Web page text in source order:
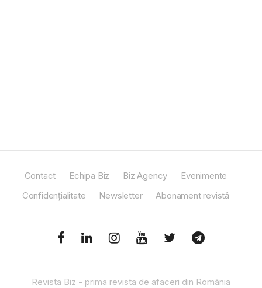
Contact Echipa Biz Biz Agency
Evenimente
Confidențialitate
Newsletter Abonament revistă
Revista Biz - prima revista de afaceri din România